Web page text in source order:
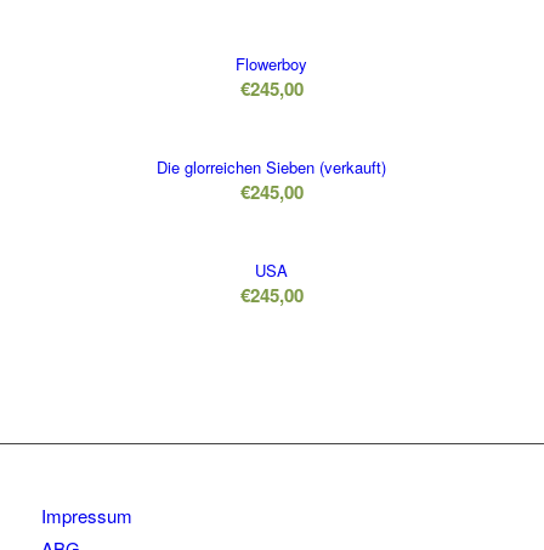
Flowerboy
€245,00
Die glorreichen Sieben (verkauft)
€245,00
USA
€245,00
Impressum